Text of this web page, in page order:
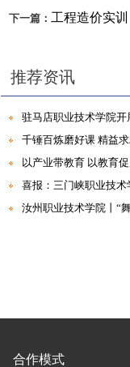
下一篇： 工程造价实训
推荐资讯
汝州职业技术学院丨“
合作模式